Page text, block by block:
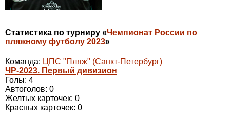
Статистика по турниру «Чемпионат России по
пляжному футболу 2023»
Команда: ЦПС "Пляж" (Санкт-Петербург)
ЧР-2023. Первый дивизион
Голы: 4
Автоголов: 0
Желтых карточек: 0
Красных карточек: 0